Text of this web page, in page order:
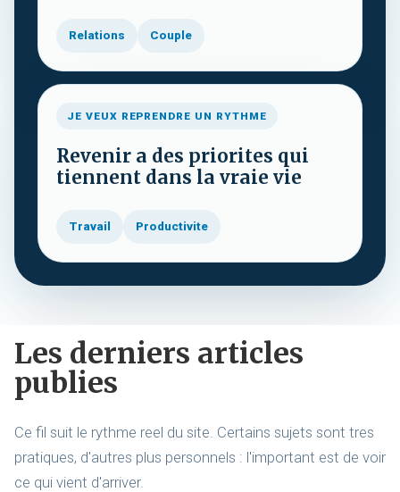
Relations Couple
JE VEUX REPRENDRE UN RYTHME
Revenir a des priorites qui
tiennent dans la vraie vie
Travail Productivite
Les derniers articles
publies
Ce fil suit le rythme reel du site. Certains sujets sont tres
pratiques, d'autres plus personnels : l'important est de voir
ce qui vient d'arriver.